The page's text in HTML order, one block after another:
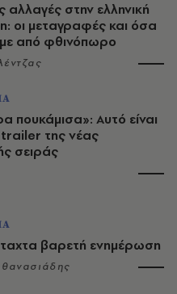
αλλαγές στην ελληνική
οι μεταγραφές και όσα
από φθινόπωρο
πουκάμισα»: Αυτό είναι
της νέας
σειράς
βαρετή ενημέρωση